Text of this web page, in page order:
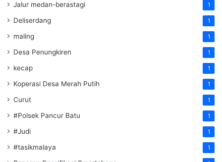
Jalur medan-berastagi 1
Deliserdang 1
maling 1
Desa Penungkiren 1
kecap 1
Koperasi Desa Merah Putih 1
Curut 1
#Polsek Pancur Batu 1
#Judi 1
#tasikmalaya 1